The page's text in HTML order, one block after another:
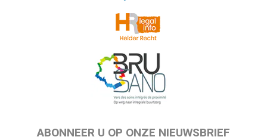
ABONNEER U OP ONZE NIEUWSBRIEF